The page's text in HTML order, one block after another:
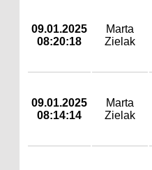
09.01.2025
08:20:18
Marta
Zielak
09.01.2025
08:14:14
Marta
Zielak